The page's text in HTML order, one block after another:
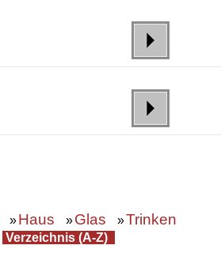
»Haus »Glas »Trinken
Verzeichnis (A-Z)